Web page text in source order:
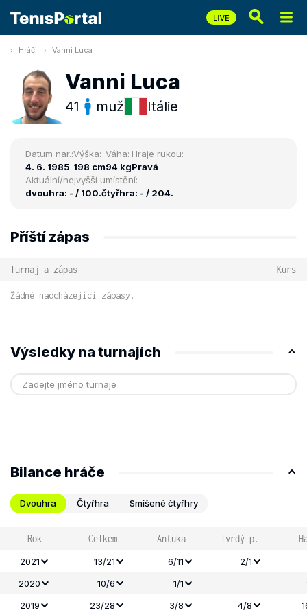
Hráči Vanni Luca
Vanni Luca
41 muž Itálie
Datum nar.:
4. 6. 1985
Výška:
198 cm
Váha:
94 kg
Hraje rukou:
Pravá
Aktuální/nejvyšší umístění:
dvouhra: - / 100.čtyřhra: - / 204.
Příští zápas
Turnaj a zápas Kurs
Žádné nadcházející zápasy.
Výsledky na turnajích
Bilance hráče
Dvouhra Čtyřhra Smíšené čtyřhry
Rok Celkem Antuka Tvrdý p.
2021 13/21 6/11 2/1
2020
10/6 1/1 -
2019
23/28 3/8 4/8